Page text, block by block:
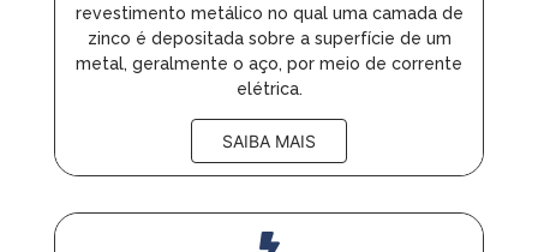
revestimento metálico no qual uma camada de
zinco é depositada sobre a superfície de um
metal, geralmente o aço, por meio de corrente
elétrica.
SAIBA MAIS